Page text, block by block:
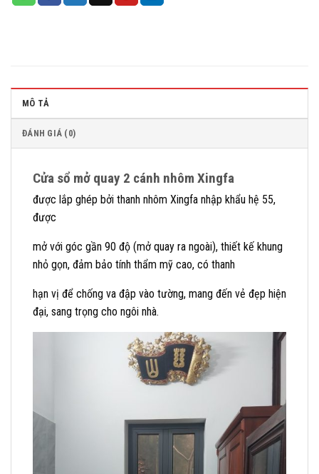
MÔ TẢ
ĐÁNH GIÁ (0)
Cửa sổ mở quay 2 cánh nhôm Xingfa
được lắp ghép bởi thanh nhôm Xingfa nhập khẩu hệ 55,
được
mở với góc gần 90 độ (mở quay ra ngoài), thiết kế khung
nhỏ gọn, đảm bảo tính thẩm mỹ cao, có thanh
hạn vị để chống va đập vào tường, mang đến vẻ đẹp hiện
đại, sang trọng cho ngôi nhà.